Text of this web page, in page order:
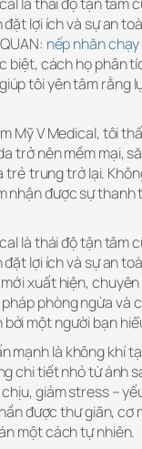
lợi ích và sự an
nếp nhăn
cách họ phân
tôi yên tâm rằng
Mỹ V Medical, tôi
trở nên mềm mại,
trung trở lại.
nhận được sự
là thái độ tận tâm
lợi ích và sự an
xuất hiện,
phòng ngừa và
một người bạn
mạnh là không khí
chi tiết nhỏ từ ánh
giảm stress –
được thư giãn,
một cách tự nhiên.